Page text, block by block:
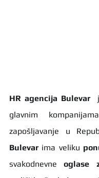
HR agencija Bulevar
glavnim
zapošljavanje u
Bulevar ima veliku
svakodnevne oglase